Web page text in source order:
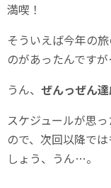
満喫！
そういえば今年の
のがあったんですが
うん、 ぜんっぜん
スケジュールが思
ので、次回以降で
しょう、うん…。